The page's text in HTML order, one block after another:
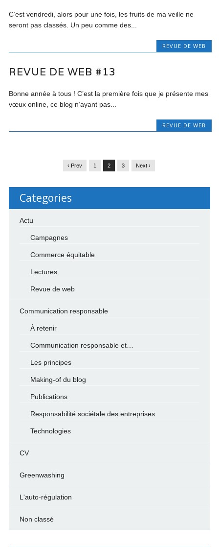
C’est vendredi, alors pour une fois, les fruits de ma veille ne
seront pas classés. Un peu comme des...
REVUE DE WEB
REVUE DE WEB #13
Bonne année à tous ! C’est la première fois que je présente mes
vœux online, ce blog n’ayant pas...
REVUE DE WEB
‹ Prev 1 2 3 Next ›
Categories
Actu
Campagnes
Commerce équitable
Lectures
Revue de web
Communication responsable
À retenir
Communication responsable et…
Les principes
Making-of du blog
Publications
Responsabilité sociétale des entreprises
Technologies
CV
Greenwashing
L'auto-régulation
Non classé